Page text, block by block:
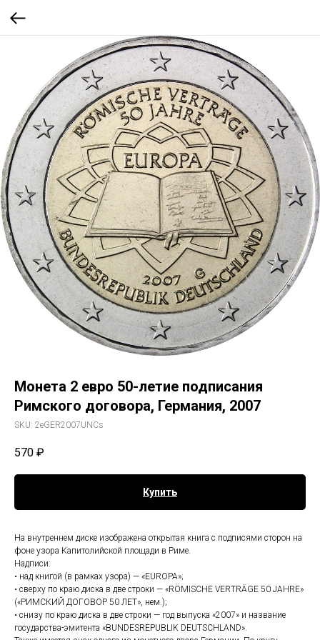
Монета 2 евро 50-летие подписания
Римского договора, Германия, 2007
SKU: 2eGER2007UNCs
570 ₽
Купить
На внутреннем диске изображена открытая книга с подписями сторон на
фоне узора Капитолийской площади в Риме.
Надписи:
• над книгой (в рамках узора) — «EUROPA»;
• сверху по краю диска в две строки — «RÖMISCHE VERTRÄGE 50 JAHRE»
(«РИМСКИЙ ДОГОВОР 50 ЛЕТ», нем.);
• снизу по краю диска в две строки — год выпуска «2007» и название
государства-эмитента «BUNDESREPUBLIK DEUTSCHLAND».